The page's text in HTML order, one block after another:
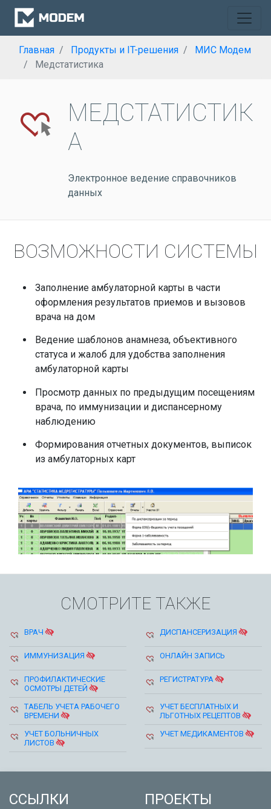
Главная Продукты и IT-решения
МИС Модем
Медстатистика
МЕДСТАТИСТИК
А
Электронное ведение справочников
данных
ВОЗМОЖНОСТИ СИСТЕМЫ
Заполнение амбулаторной карты в части
оформления результатов приемов и вызовов
врача на дом
Ведение шаблонов анамнеза, объективного
статуса и жалоб для удобства заполнения
амбулаторной карты
Просмотр данных по предыдущим посещениям
врача, по иммунизации и диспансерному
наблюдению
Формирования отчетных документов, выписок
из амбулаторных карт
СМОТРИТЕ ТАКЖЕ
ВРАЧ ДИСПАНСЕРИЗАЦИЯ
ИММУНИЗАЦИЯ ОНЛАЙН ЗАПИСЬ
ПРОФИЛАКТИЧЕСКИЕ
ОСМОТРЫ ДЕТЕЙ
РЕГИСТРАТУРА
ТАБЕЛЬ УЧЕТА РАБОЧЕГО
ВРЕМЕНИ
УЧЕТ БЕСПЛАТНЫХ И
ЛЬГОТНЫХ РЕЦЕПТОВ
УЧЕТ БОЛЬНИЧНЫХ
ЛИСТОВ
УЧЕТ МЕДИКАМЕНТОВ
ССЫЛКИ ПРОЕКТЫ